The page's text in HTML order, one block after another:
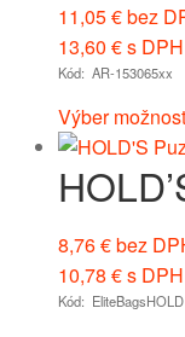
11,05€bez
13,60 €s DPH
Kód: AR-153065xx
Výber
8,76€bez
10,78 €s DPH
Kód: EliteBagsHOLD